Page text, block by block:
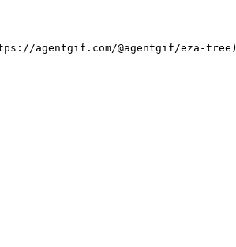
agentgif.com/@agentgif/eza-tree)